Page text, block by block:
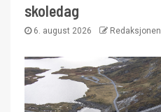
skoledag
6. august 2026 Redaksjonen